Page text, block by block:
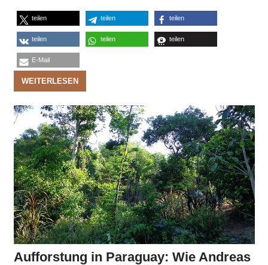
teilen teilen teilen
teilen teilen teilen
E-Mail
WEITERLESEN
Aufforstung in Paraguay: Wie Andreas